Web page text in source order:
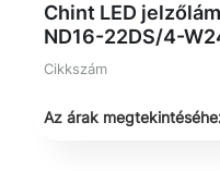
Chint LED
ND16-22DS/4-
Cikkszám
Az árak